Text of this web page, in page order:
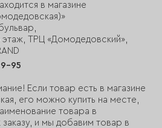
в магазине
этаж, ТРЦ «Домодедовский»,
95
Если товар есть в магазине
его можно купить на месте,
товара в
и мы добавим товар в